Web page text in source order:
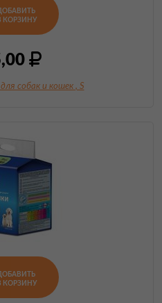
КОРЗИНУ
собак и кошек , S
КОРЗИНУ